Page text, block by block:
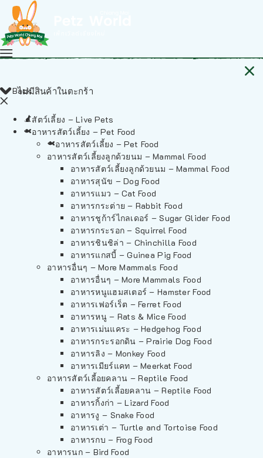
ไม่มีสินค้าในตะกร้า
Back
สัตว์เลี้ยง – Live Pets
อาหารสัตว์เลี้ยง – Pet Food
อาหารสัตว์เลี้ยง – Pet Food
อาหารสัตว์เลี้ยงลูกด้วยนม – Mammal Food
อาหารสัตว์เลี้ยงลูกด้วยนม – Mammal Food
อาหารสุนัข – Dog Food
อาหารแมว – Cat Food
อาหารกระต่าย – Rabbit Food
อาหารชูก้าร์ไกลเดอร์ – Sugar Glider Food
อาหารกระรอก – Squirrel Food
อาหารชินชิล่า – Chinchilla Food
อาหารแกสบี้ – Guinea Pig Food
อาหารอื่นๆ – More Mammals Food
อาหารอื่นๆ – More Mammals Food
อาหารหนูแฮมสเตอร์ – Hamster Food
อาหารเฟอร์เร็ต – Ferret Food
อาหารหนู – Rats & Mice Food
อาหารเม่นแคระ – Hedgehog Food
อาหารกระรอกดิน – Prairie Dog Food
อาหารลิง – Monkey Food
อาหารเมียร์แคท – Meerkat Food
อาหารสัตว์เลี้อยคลาน – Reptile Food
อาหารสัตว์เลี้อยคลาน – Reptile Food
อาหารกิ้งก่า – Lizard Food
อาหารงู – Snake Food
อาหารเต่า – Turtle and Tortoise Food
อาหารกบ – Frog Food
อาหารนก – Bird Food